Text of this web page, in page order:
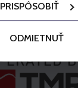
PRISPÔSOBIŤ
ODMIETNUŤ
Partneri